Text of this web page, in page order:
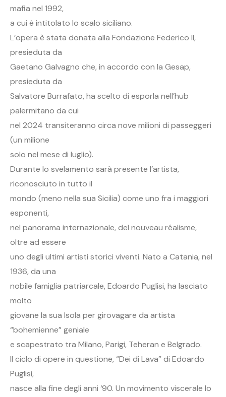
mafia nel 1992,
a cui è intitolato lo scalo siciliano.
L’opera è stata donata alla Fondazione Federico II,
presieduta da
Gaetano Galvagno che, in accordo con la Gesap,
presieduta da
Salvatore Burrafato, ha scelto di esporla nell’hub
palermitano da cui
nel 2024 transiteranno circa nove milioni di passeggeri
(un milione
solo nel mese di luglio).
Durante lo svelamento sarà presente l’artista,
riconosciuto in tutto il
mondo (meno nella sua Sicilia) come uno fra i maggiori
esponenti,
nel panorama internazionale, del nouveau réalisme,
oltre ad essere
uno degli ultimi artisti storici viventi. Nato a Catania, nel
1936, da una
nobile famiglia patriarcale, Edoardo Puglisi, ha lasciato
molto
giovane la sua Isola per girovagare da artista
“bohemienne” geniale
e scapestrato tra Milano, Parigi, Teheran e Belgrado.
Il ciclo di opere in questione, “Dei di Lava” di Edoardo
Puglisi,
nasce alla fine degli anni ‘90. Un movimento viscerale lo